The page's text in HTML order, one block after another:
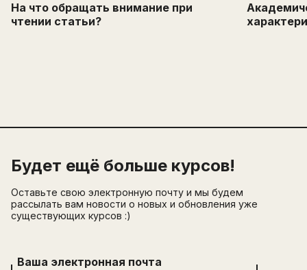
На что обращать внимание при
чтении статьи?
Будет ещё больше курсов!
Оставьте свою электронную почту и мы будем
рассылать вам новости о новых и обновления уже
существующих курсов :)
Ваша электронная почта